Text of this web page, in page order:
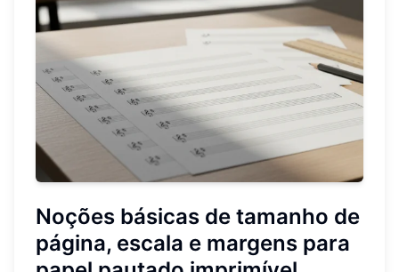
Noções básicas de tamanho de
página, escala e margens para